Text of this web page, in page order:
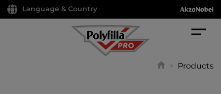
Language & Country
> Products